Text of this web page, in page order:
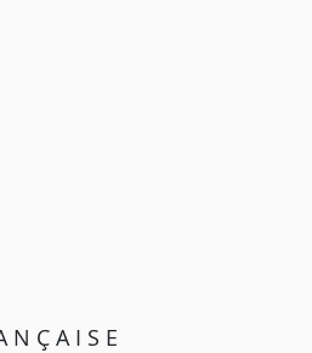
N Ç A I S E